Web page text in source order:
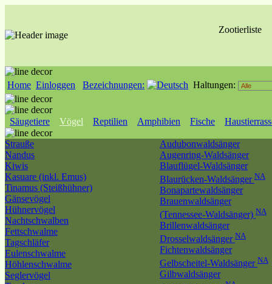
Zootierliste
Home Einloggen Bezeichnungen: Haltungen:
Säugetiere Vögel Reptilien Amphibien Fische
Strauße
Nandus
Kiwis
Kasuare (inkl. Emus)
Tinamus (Steißhühner)
Gänsevögel
Hühnervögel
Nachtschwalben
Fettschwalme
Tagschläfer
Eulenschwalme
Höhlenschwalme
Seglervögel
Audubonwaldsänger
Augenring-Waldsänger
Blauflügel-Waldsänger
Blaurücken-Waldsänger NA
Bonapartewaldsänger
Brauenwaldsänger
(Tennessee-Waldsänger) NA
Brillenwaldsänger
Drosselwaldsänger NA
Fichtenwaldsänger
Gelbscheitel-Waldsänger NA
Gilbwaldsänger